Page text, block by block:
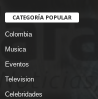
CATEGORÍA POPULAR
Colombia
Musica
Eventos
Television
Celebridades